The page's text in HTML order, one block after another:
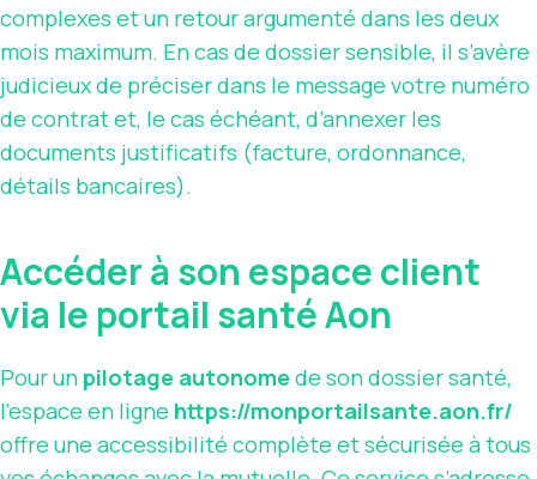
complexes et un retour argumenté dans les deux
mois maximum. En cas de dossier sensible, il s’avère
judicieux de préciser dans le message votre numéro
de contrat et, le cas échéant, d’annexer les
documents justificatifs (facture, ordonnance,
détails bancaires).
Accéder à son espace client
via le portail santé Aon
Pour un pilotage autonome de son dossier santé,
l’espace en ligne https://monportailsante.aon.fr/
offre une accessibilité complète et sécurisée à tous